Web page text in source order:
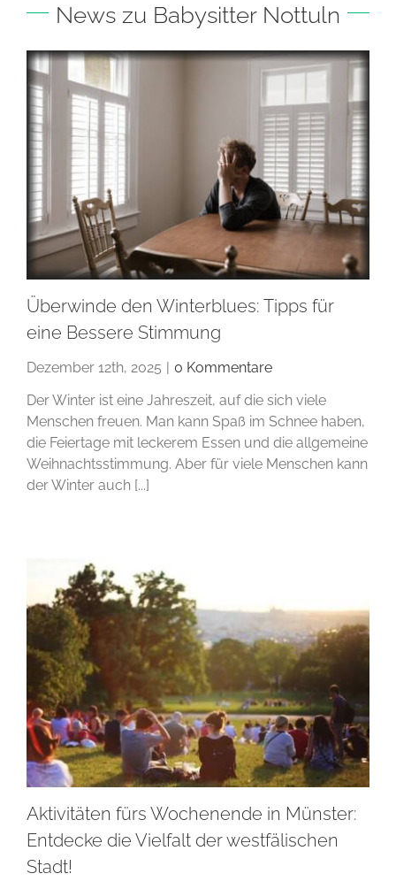
News zu Babysitter Nottuln
Überwinde den Winterblues: Tipps für
eine Bessere Stimmung
Dezember 12th, 2025 | 0 Kommentare
Der Winter ist eine Jahreszeit, auf die sich viele
Menschen freuen. Man kann Spaß im Schnee haben,
die Feiertage mit leckerem Essen und die allgemeine
Weihnachtsstimmung. Aber für viele Menschen kann
der Winter auch [...]
Aktivitäten fürs Wochenende in Münster:
Entdecke die Vielfalt der westfälischen
Stadt!